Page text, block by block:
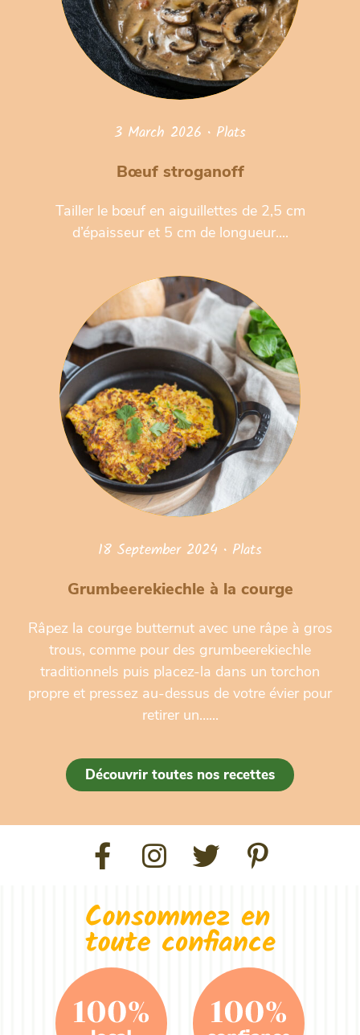
3 March 2026 • Plats
Bœuf stroganoff
Tailler le bœuf en aiguillettes de 2,5 cm
d’épaisseur et 5 cm de longueur....
18 September 2024 • Plats
Grumbeerekiechle à la courge
Râpez la courge butternut avec une râpe à gros
trous, comme pour des grumbeerekiechle
traditionnels puis placez-la dans un torchon
propre et pressez au-dessus de votre évier pour
retirer un…...
Découvrir toutes nos recettes